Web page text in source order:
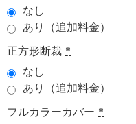
なし
あり（追加料金）
正方形断裁 *
なし
あり（追加料金）
フルカラーカバー *